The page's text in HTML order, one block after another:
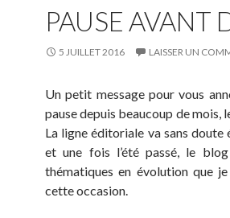
PAUSE AVANT
5 JUILLET 2016 LAISSER UN
Un petit message pour vous
pause depuis beaucoup de mois,
La ligne éditoriale va sans doute
et une fois l’été passé, le
thématiques en évolution que
cette occasion.